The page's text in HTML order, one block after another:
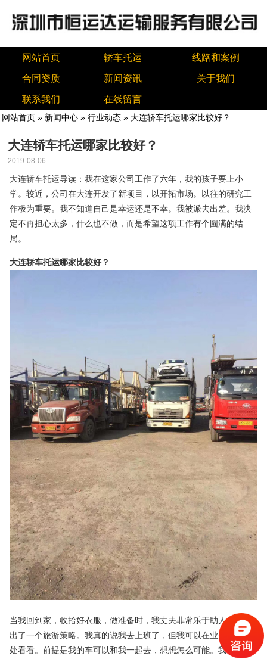
网站首页 轿车托运 线路和案例
合同资质 新闻资讯 关于我们
联系我们 在线留言
网站首页 » 新闻中心 » 行业动态 » 大连轿车托运哪家比较好？
大连轿车托运哪家比较好？
2019-08-06
大连轿车托运导读：我在这家公司工作了六年，我的孩子要上小
学。较近，公司在大连开发了新项目，以开拓市场。以往的研究工
作极为重要。我不知道自己是幸运还是不幸。我被派去出差。我决
定不再担心太多，什么也不做，而是希望这项工作有个圆满的结
局。
大连轿车托运哪家比较好？
当我回到家，收拾好衣服，做准备时，我丈夫非常乐于助人，并提
出了一个旅游策略。我真的说我去上班了，但我可以在业余时间四
处看看。前提是我的车可以和我一起去，想想怎么可能。我和我的